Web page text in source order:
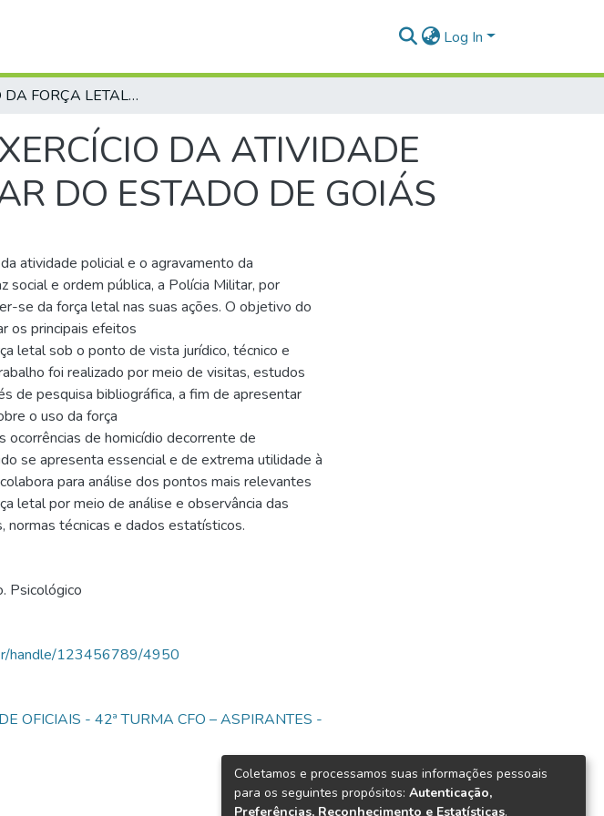
Log In
O USO DA FORÇA LETAL NO EXERCÍCIO DA ATIVIDADE OSTENSIVA DA POLÍCIA MILITAR DO ESTADO DE GOIÁS
DA ATIVIDADE
DO ESTADO DE GOIÁS
atividade policial e o agravamento da
social e ordem pública, a Polícia Militar, por
se da força letal nas suas ações. O objetivo do
os principais efeitos
letal sob o ponto de vista jurídico, técnico e
foi realizado por meio de visitas, estudos
de pesquisa bibliográfica, a fim de apresentar
o uso da força
ocorrências de homicídio decorrente de
se apresenta essencial e de extrema utilidade à
para análise dos pontos mais relevantes
letal por meio de análise e observância das
normas técnicas e dados estatísticos.
Psicológico
handle/123456789/4950
OFICIAIS - 42ª TURMA CFO – ASPIRANTES -
Coletamos e processamos suas informações pessoais
para os seguintes propósitos: Autenticação,
Preferências, Reconhecimento e Estatísticas.